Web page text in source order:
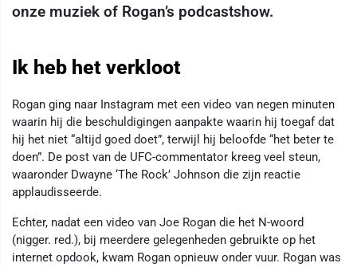
onze muziek of Rogan’s podcastshow.
Ik heb het verkloot
Rogan ging naar Instagram met een video van negen minuten
waarin hij die beschuldigingen aanpakte waarin hij toegaf dat
hij het niet “altijd goed doet”, terwijl hij beloofde “het beter te
doen”. De post van de UFC-commentator kreeg veel steun,
waaronder Dwayne ‘The Rock’ Johnson die zijn reactie
applaudisseerde.
Echter, nadat een video van Joe Rogan die het N-woord
(nigger. red.), bij meerdere gelegenheden gebruikte op het
internet opdook, kwam Rogan opnieuw onder vuur. Rogan was